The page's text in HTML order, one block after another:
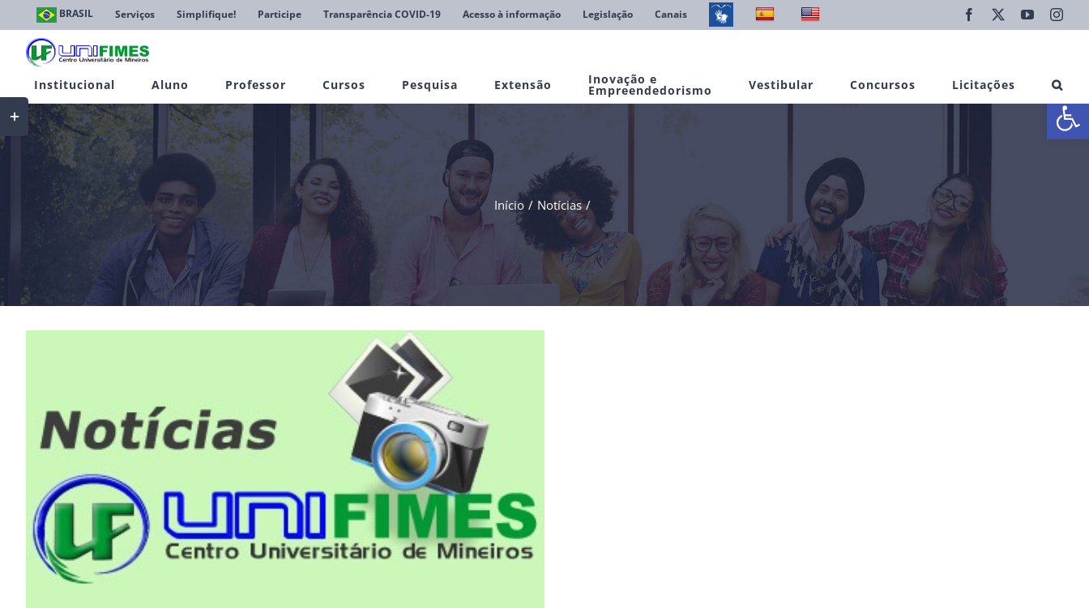
Abrir
conteúdo
BRASIL Serviços Simplifique! Participe Transparência COVID-19 Acesso à informação Legislação Canais Facebook YouTube
Institucional Aluno Professor Cursos Pesquisa Extensão Inovação e
Empreendedorismo Vestibular Concursos Licitações
Início Notícias
Toggle
Sliding
Bar